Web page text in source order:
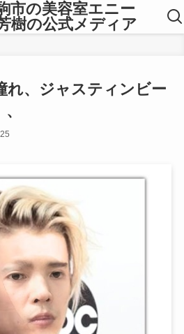
市の美容室エニー
樹の公式メディア
れ、ジャスティンビー